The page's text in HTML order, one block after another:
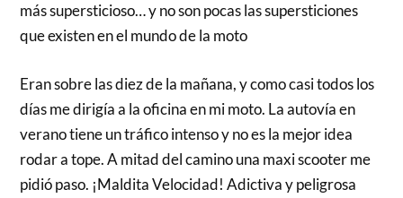
más supersticioso… y no son pocas las supersticiones
que existen en el mundo de la moto
Eran sobre las diez de la mañana, y como casi todos los
días me dirigía a la oficina en mi moto. La autovía en
verano tiene un tráfico intenso y no es la mejor idea
rodar a tope. A mitad del camino una maxi scooter me
pidió paso. ¡Maldita Velocidad! Adictiva y peligrosa